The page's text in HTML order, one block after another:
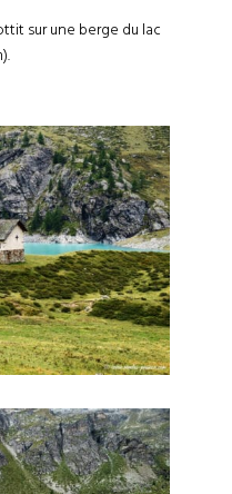
sur une berge du lac